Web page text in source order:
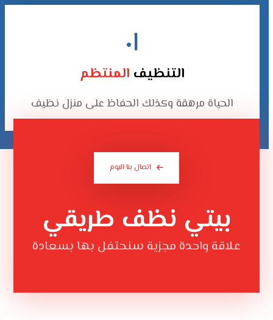
٠۱
التنظيف المنتظم
الحياة مرهقة وكذلك الحفاظ على منزل نظيف
اتصال بنا الیوم
بيتي نظف طريقي
علاقة واحدة مجزية سنحتفل بها بسعادة